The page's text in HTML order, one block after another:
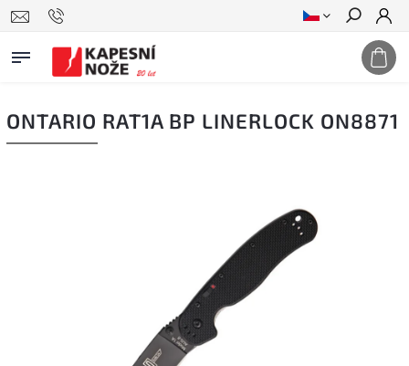
Hledat
ONTARIO RAT1A BP LINERLOCK ON8871